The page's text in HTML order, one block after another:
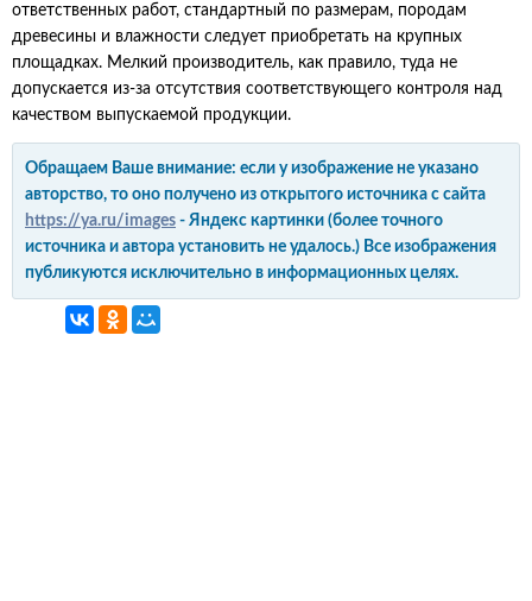
ответственных работ, стандартный по размерам, породам
древесины и влажности следует приобретать на крупных
площадках. Мелкий производитель, как правило, туда не
допускается из-за отсутствия соответствующего контроля над
качеством выпускаемой продукции.
Обращаем Ваше внимание: если у изображение не указано
авторство, то оно получено из открытого источника с сайта
https://ya.ru/images - Яндекс картинки (более точного
источника и автора установить не удалось.) Все изображения
публикуются исключительно в информационных целях.